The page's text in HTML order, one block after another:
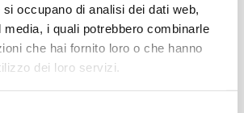
occupano di analisi dei dati web,
media, i quali potrebbero combinarle
che hai fornito loro o che hanno
dei loro servizi.